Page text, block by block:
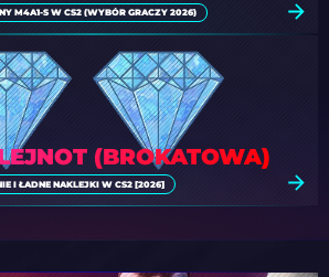
M4A1-S W CS2 (WYBÓR GRACZY 2026)
(BROKATOWA)
I ŁADNE NAKLEJKI W CS2 [2026]